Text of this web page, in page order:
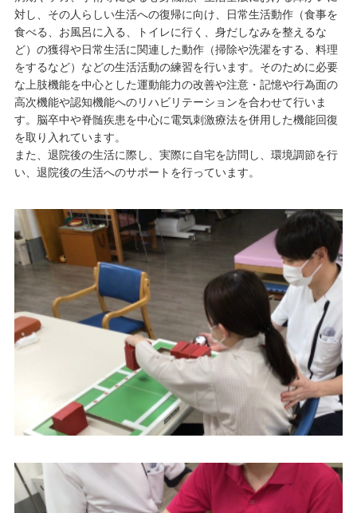
対し、その人らしい生活への復帰に向け、日常生活動作（食事を
食べる、お風呂に入る、トイレに行く、身だしなみを整えるな
ど）の獲得や日常生活に関連した動作（掃除や洗濯をする、料理
をするなど）などの生活活動の練習を行います。そのために必要
な上肢機能を中心とした運動能力の改善や注意・記憶や行為面の
高次機能や認知機能へのリハビリテーションを合わせて行いま
す。脳卒中や脊髄疾患を中心に電気刺激療法を併用した機能回復
を取り入れています。
また、退院後の生活に際し、実際に自宅を訪問し、環境調節を行
い、退院後の生活へのサポートを行っています。